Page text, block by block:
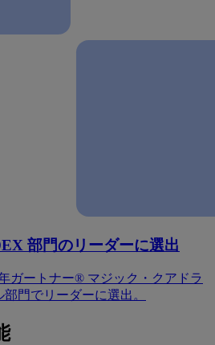
部門のリーダーに選出
ガートナー® マジック・クアドラ
門でリーダーに選出。